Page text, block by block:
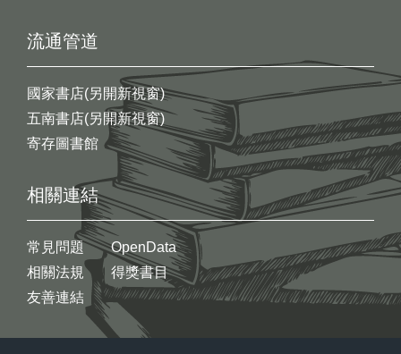
流通管道
國家書店(另開新視窗)
五南書店(另開新視窗)
寄存圖書館
相關連結
常見問題
相關法規
友善連結
OpenData
得獎書目